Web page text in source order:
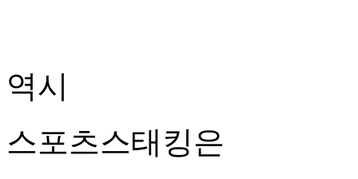
역시
스포츠스태킹은